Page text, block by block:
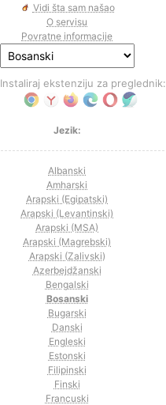
Vidi šta sam našao
O servisu
Povratne informacije
Instaliraj ekstenziju za preglednik:
Jezik:
Albanski
Amharski
Arapski (Egipatski)
Arapski (Levantinski)
Arapski (MSA)
Arapski (Magrebski)
Arapski (Zalivski)
Azerbejdžanski
Bengalski
Bosanski
Bugarski
Danski
Engleski
Estonski
Filipinski
Finski
Francuski